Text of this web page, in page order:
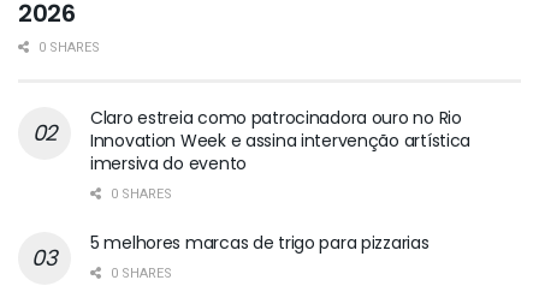
2026
0 SHARES
Claro estreia como patrocinadora ouro no Rio
Innovation Week e assina intervenção artística
imersiva do evento
0 SHARES
5 melhores marcas de trigo para pizzarias
0 SHARES